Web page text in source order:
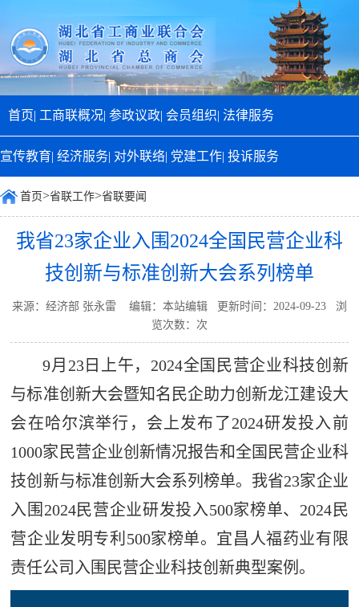
首页| 工商联概况| 参政议政| 会员组织| 法律服务
宣传教育| 经济服务| 对外联络| 党建工作| 投诉服务
首页>省联工作>省联要闻
我省23家企业入围2024全国民营企业科
技创新与标准创新大会系列榜单
来源：经济部 张永雷 编辑：本站编辑 更新时间：2024-09-23 浏
览次数： 次
9月23日上午，2024全国民营企业科技创新
与标准创新大会暨知名民企助力创新龙江建设大
会在哈尔滨举行，会上发布了2024研发投入前
1000家民营企业创新情况报告和全国民营企业科
技创新与标准创新大会系列榜单。我省23家企业
入围2024民营企业研发投入500家榜单、2024民
营企业发明专利500家榜单。宜昌人福药业有限
责任公司入围民营企业科技创新典型案例。